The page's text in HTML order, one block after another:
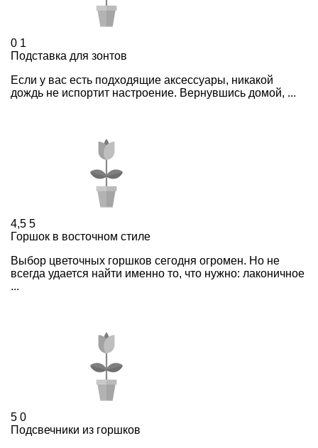
0 1
Подставка для зонтов
Если у вас есть подходящие аксессуары, никакой
дождь не испортит настроение. Вернувшись домой, ...
4,5 5
Горшок в восточном стиле
Выбор цветочных горшков сегодня огромен. Но не
всегда удается найти именно то, что нужно: лаконичное
...
5 0
Подсвечники из горшков